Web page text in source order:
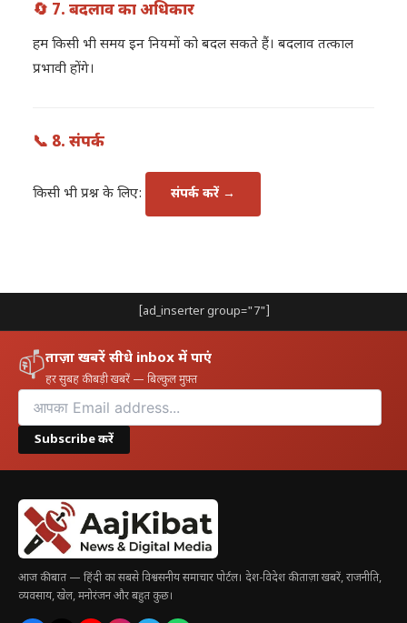
🔄 7. बदलाव का अधिकार
हम किसी भी समय इन नियमों को बदल सकते हैं। बदलाव तत्काल
प्रभावी होंगे।
📞 8. संपर्क
किसी भी प्रश्न के लिए: संपर्क करें →
[ad_inserter group="7"]
📫ताज़ा खबरें सीधे inbox में पाएं
हर सुबह की बड़ी खबरें — बिल्कुल मुफ़्त
Subscribe करें
आज की बात — हिंदी का सबसे विश्वसनीय समाचार पोर्टल। देश-विदेश की ताज़ा खबरें, राजनीति,
व्यवसाय, खेल, मनोरंजन और बहुत कुछ।